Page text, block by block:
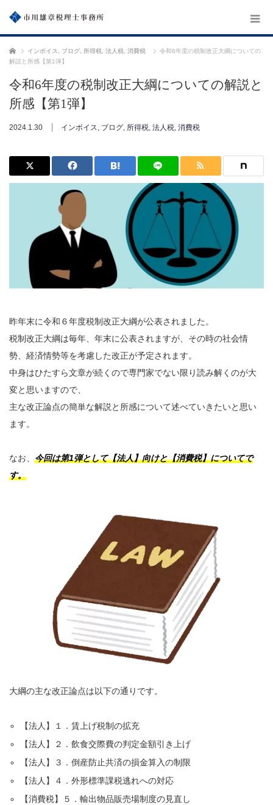
ホーム インボイス ブログ 所得税 法人税 消費税
令和6年度の税制改正大綱についての
解説と所感【第1弾】
令和6年度の税制改正大綱についての解説と
所感【第1弾】
2024.1.30 インボイス, ブログ, 所得税, 法人税, 消費税
昨年末に令和６年度税制改正大綱が公表されました。
税制改正大綱は毎年、年末に公表されますが、その時の社会情
勢、経済情勢等を考慮した改正が予定されます。
中身はひたすら文章が続くので専門家でない限り読み解くのが大
変と思いますので、
主な改正論点の簡単な解説と所感について述べていきたいと思い
ます。
なお、 今回は第1弾として【法人】向けと【消費税】についてで
す。
大綱の主な改正論点は以下の通りです。
【法人】１．賃上げ税制の拡充
【法人】２．飲食交際費の判定金額引き上げ
【法人】３．倒産防止共済の損金算入の制限
【法人】４．外形標準課税逃れへの対応
【消費税】５．輸出物品販売場制度の見直し